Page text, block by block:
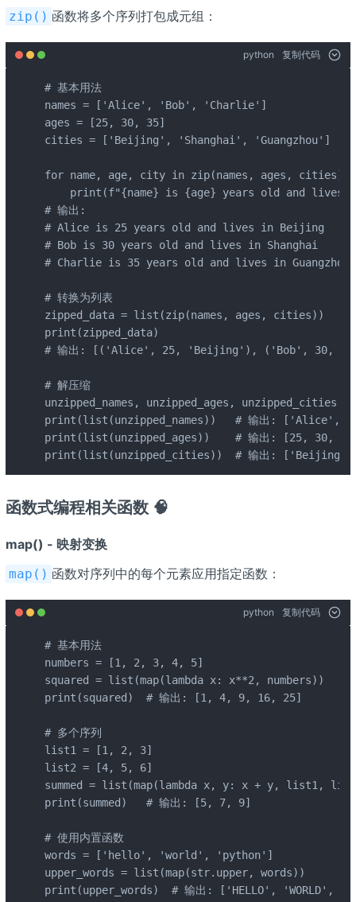
zip() 函数将多个序列打包成元组：
python 复制代码
# 基本用法
names = ['Alice', 'Bob', 'Charlie']
ages = [25, 30, 35]
cities = ['Beijing', 'Shanghai', 'Guangzhou']
for name, age, city in zip(names, ages, cities):
print(f"{name} is {age} years old and lives
# 输出:
# Alice is 25 years old and lives in Beijing
# Bob is 30 years old and lives in Shanghai
# Charlie is 35 years old and lives in Guangzhou
# 转换为列表
zipped_data = list(zip(names, ages, cities))
print(zipped_data)
# 输出: [('Alice', 25, 'Beijing'), ('Bob', 30,
# 解压缩
unzipped_names, unzipped_ages, unzipped_cities
print(list(unzipped_names))   # 输出: ['Alice',
print(list(unzipped_ages))    # 输出: [25, 30,
print(list(unzipped_cities))  # 输出: ['Beijing',
函数式编程相关函数 🧠
map() - 映射变换
map() 函数对序列中的每个元素应用指定函数：
python 复制代码
# 基本用法
numbers = [1, 2, 3, 4, 5]
squared = list(map(lambda x: x**2, numbers))
print(squared)  # 输出: [1, 4, 9, 16, 25]
# 多个序列
list1 = [1, 2, 3]
list2 = [4, 5, 6]
summed = list(map(lambda x, y: x + y, list1,
print(summed)   # 输出: [5, 7, 9]
# 使用内置函数
words = ['hello', 'world', 'python']
upper_words = list(map(str.upper, words))
print(upper_words)  # 输出: ['HELLO', 'WORLD',